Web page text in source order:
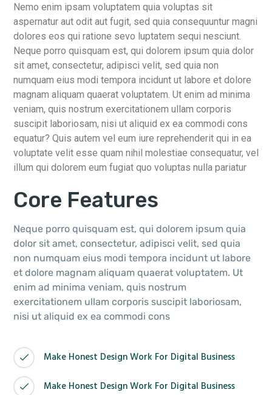
Nemo enim ipsam voluptatem quia voluptas sit
aspernatur aut odit aut fugit, sed quia consequuntur magni
dolores eos qui ratione sevo luptatem sequi nesciunt.
Neque porro quisquam est, qui dolorem ipsum quia dolor
sit amet, consectetur, adipisci velit, sed quia non
numquam eius modi tempora incidunt ut labore et dolore
magnam aliquam quaerat voluptatem. Ut enim ad minima
veniam, quis nostrum exercitationem ullam corporis
suscipit laboriosam, nisi ut aliquid ex ea commodi cons
equatur? Quis autem vel eum iure reprehenderit qui in ea
voluptate velit esse quam nihil molestiae consequatur, vel
illum qui dolorem eum fugiat quo voluptas nulla pariatur
Core Features
Neque porro quisquam est, qui dolorem ipsum quia
dolor sit amet, consectetur, adipisci velit, sed quia
non numquam eius modi tempora incidunt ut labore
et dolore magnam aliquam quaerat voluptatem. Ut
enim ad minima veniam, quis nostrum
exercitationem ullam corporis suscipit laboriosam,
nisi ut aliquid ex ea commodi cons
Make Honest Design Work For Digital Business
Make Honest Design Work For Digital Business